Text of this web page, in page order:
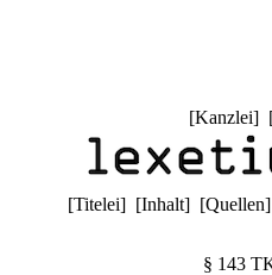
[Kanzlei]
[Titelei] [Inhalt] [Quellen]
§ 143